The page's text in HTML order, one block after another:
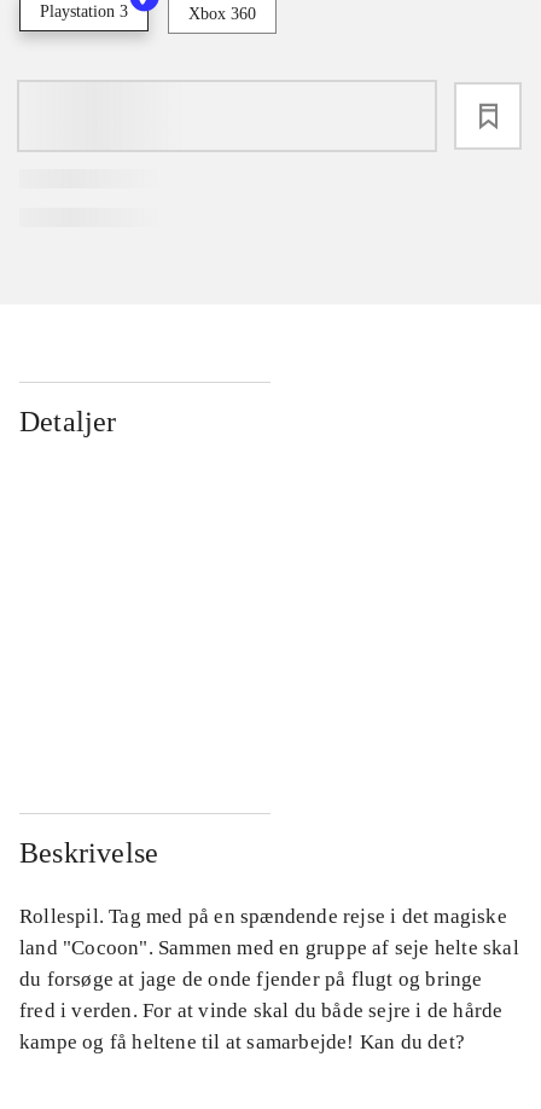
Playstation 3 Xbox 360
Detaljer
Beskrivelse
Rollespil. Tag med på en spændende rejse i det magiske
land "Cocoon". Sammen med en gruppe af seje helte skal
du forsøge at jage de onde fjender på flugt og bringe
fred i verden. For at vinde skal du både sejre i de hårde
kampe og få heltene til at samarbejde! Kan du det?